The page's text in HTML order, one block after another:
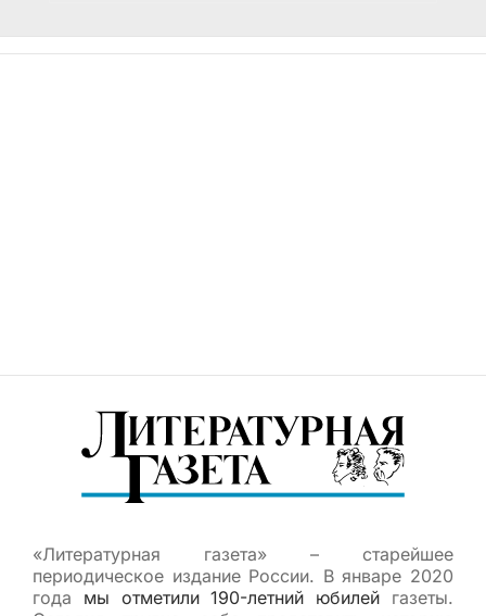
«Литературная газета» – старейшее
периодическое издание России. В январе 2020
года мы отметили 190-летний юбилей газеты.